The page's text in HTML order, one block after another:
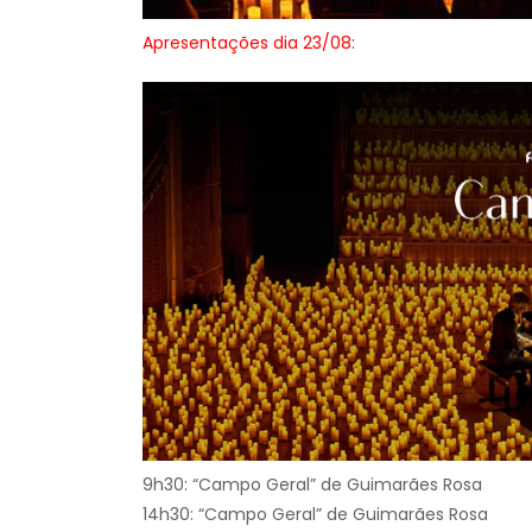
Apresentações dia 23/08:
9h30: “Campo Geral” de Guimarães Rosa
14h30: “Campo Geral” de Guimarães Rosa